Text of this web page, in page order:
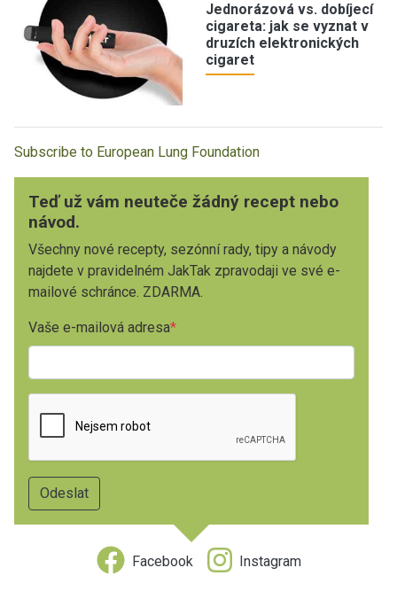
Jednorázová vs. dobíjecí
cigareta: jak se vyznat v
druzích elektronických
cigaret
Subscribe to European Lung Foundation
Teď už vám neuteče žádný recept nebo
návod.
Všechny nové recepty, sezónní rady, tipy a návody
najdete v pravidelném JakTak zpravodaji ve své e-
mailové schránce. ZDARMA.
Vaše e-mailová adresa
Facebook Instagram